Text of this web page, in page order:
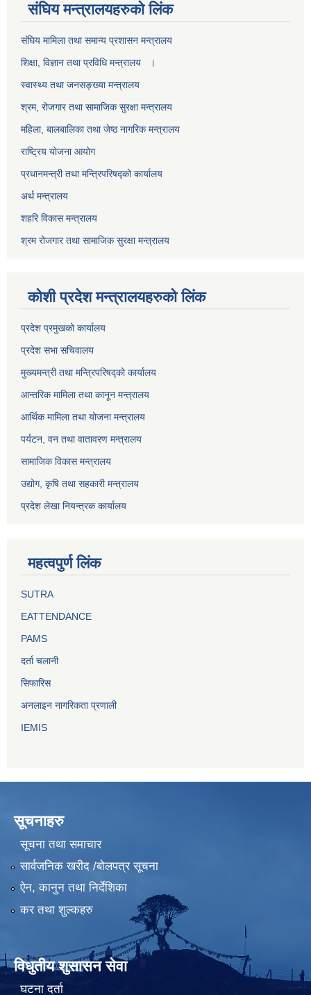
स‌ंघिय मन्त्रालयहरुको लिंक
स‌ंघिय मामिला तथा समान्य प्रशासन मन्त्रालय
शिक्षा, विज्ञान तथा प्रविधि मन्त्रालय ।
स्वास्थ्य तथा जनसङ्ख्या मन्त्रालय
श्रम, रोजगार तथा सामाजिक सुरक्षा मन्त्रालय
महिला, बालबालिका तथा जेष्ठ नागरिक मन्त्रालय
राष्ट्रिय योजना आयोग
प्रधानमन्त्री तथा मन्त्रिपरिषद्को कार्यालय
अर्थ मन्त्रालय
शहरि विकास मन्त्रालय
श्रम रोजगार तथा सामाजिक सुरक्षा मन्त्रालय
कोशी प्रदेश मन्त्रालयहरुको लिंक
प्रदेश प्रमुखको कार्यालय
प्रदेश सभा सचिवालय
मुख्यमन्त्री तथा मन्त्रिपरिषद्को कार्यालय
आन्तरिक मामिला तथा कानून मन्त्रालय
आर्थिक मामिला तथा योजना मन्त्रालय
पर्यटन, वन तथा वातावरण मन्त्रालय
सामाजिक विकास मन्त्रालय
उद्योग, कृषि तथा सहकारी मन्त्रालय
प्रदेश लेखा नियन्त्रक कार्यालय
महत्वपुर्ण लिंक
SUTRA
EATTENDANCE
PAMS
दर्ता चलानी
सिफारिस
अनलाइन नागरिकता प्रणाली
IEMIS
सूचनाहरु
सूचना तथा समाचार
सार्वजनिक खरीद /बोलपत्र सूचना
ऐन, कानुन तथा निर्देशिका
कर तथा शुल्कहरु
विधुतीय शुसासन सेवा
घटना दर्ता